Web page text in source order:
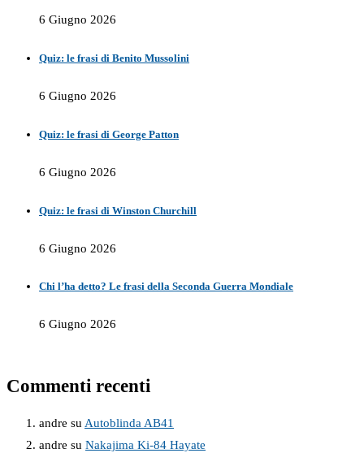
6 Giugno 2026
Quiz: le frasi di Benito Mussolini
6 Giugno 2026
Quiz: le frasi di George Patton
6 Giugno 2026
Quiz: le frasi di Winston Churchill
6 Giugno 2026
Chi l’ha detto? Le frasi della Seconda Guerra Mondiale
6 Giugno 2026
Commenti recenti
andre su Autoblinda AB41
andre su Nakajima Ki-84 Hayate